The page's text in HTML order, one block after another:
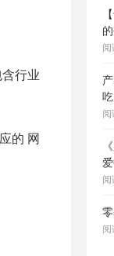
行业
的 网